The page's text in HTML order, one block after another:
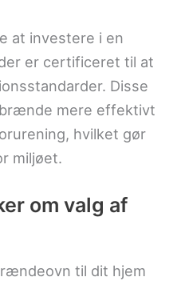
at investere i en
er certificeret til at
Disse
mere effektivt
hvilket gør
miljøet.
om valg af
til dit hjem